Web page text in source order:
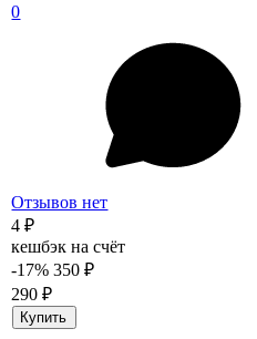
0
Отзывов нет
4 ₽
кешбэк на счёт
-17% 350 ₽
290 ₽
Купить